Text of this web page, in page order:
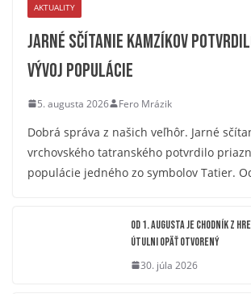
AKTUALITY
Jarné sčítanie kamzíkov
vývoj populácie
5. augusta 2026 Fero Mrázik
Dobrá správa z našich veľhôr. Jarné
vrchovského tatranského potvrdilo
populácie jedného zo symbolov Tatier.
OD 1. AUGUSTA JE CHODNÍK Z
ÚTULNI OPÄŤ OTVORENÝ
30. júla 2026